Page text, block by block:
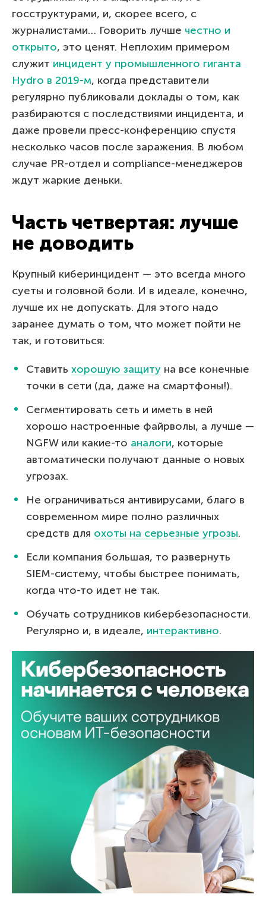
госструктурами, и, скорее всего, с
журналистами… Говорить лучше честно и
открыто, это ценят. Неплохим примером
служит инцидент у промышленного гиганта
Hydro в 2019-м, когда представители
регулярно публиковали доклады о том, как
разбираются с последствиями инцидента, и
даже провели пресс-конференцию спустя
несколько часов после заражения. В любом
случае PR-отдел и compliance-менеджеров
ждут жаркие деньки.
Часть четвертая: лучше
не доводить
Крупный киберинцидент — это всегда много
суеты и головной боли. И в идеале, конечно,
лучше их не допускать. Для этого надо
заранее думать о том, что может пойти не
так, и готовиться:
Ставить хорошую защиту на все конечные
точки в сети (да, даже на смартфоны!).
Сегментировать сеть и иметь в ней
хорошо настроенные файрволы, а лучше —
NGFW или какие-то аналоги, которые
автоматически получают данные о новых
угрозах.
Не ограничиваться антивирусами, благо в
современном мире полно различных
средств для охоты на серьезные угрозы.
Если компания большая, то развернуть
SIEM-систему, чтобы быстрее понимать,
когда что-то идет не так.
Обучать сотрудников кибербезопасности.
Регулярно и, в идеале, интерактивно.